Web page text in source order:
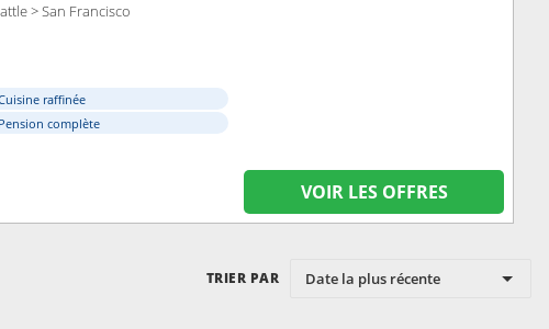
> San Francisco
raffinée
Pension complète
VOIR LES OFFRES
TRIER PAR Date la plus récente